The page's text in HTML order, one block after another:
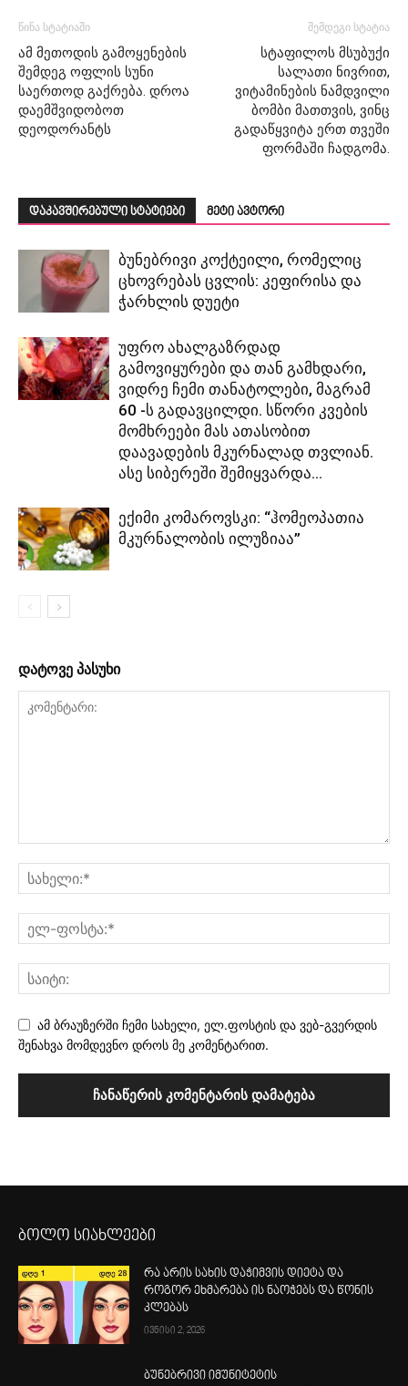
წინა სტატიაში
ამ მეთოდის გამოყენების
შემდეგ ოფლის სუნი
საერთოდ გაქრება. დროა
დაემშვიდობოთ
დეოდორანტს
შემდეგი სტატია
სტაფილოს მსუბუქი
სალათი ნივრით,
ვიტამინების ნამდვილი
ბომბი მათთვის, ვინც
გადაწყვიტა ერთ თვეში
ფორმაში ჩადგომა.
დაკავშირებული სტატიები მეტი ავტორი
ბუნებრივი კოქტეილი, რომელიც
ცხოვრებას ცვლის: კეფირისა და
ჭარხლის დუეტი
უფრო ახალგაზრდად
გამოვიყურები და თან გამხდარი,
ვიდრე ჩემი თანატოლები, მაგრამ
60 -ს გადავცილდი. სწორი კვების
მომხრეები მას ათასობით
დაავადების მკურნალად თვლიან.
ასე სიბერეში შემიყვარდა...
ექიმი კომაროვსკი: “ჰომეოპათია
მკურნალობის ილუზიაა”
დატოვე პასუხი
ამ ბრაუზერში ჩემი სახელი, ელ.ფოსტის და ვებ-გვერდის
შენახვა მომდევნო დროს მე კომენტარით.
ბოლო სიახლეები
რა არის სახის დაჭიმვის დიეტა და
როგორ ეხმარება ის ნაოჭებს და წონის
კლებას
ივნისი 2, 2026
ბუნებრივი იმუნიტეტის